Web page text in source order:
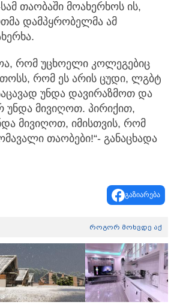
თაობაში მოახერხოს ის,
დამპყრობელმა ამ
რომ უცხოელი კოლეგებიც
რომ ეს არის ცუდი, ლგბტ
უნდა დავირაზმოთ და
უნდა მივიღოთ. პირიქით,
მივიღოთ, იმისთვის, რომ
თაობები!“- განაცხადა
გაზიარება
როგორ მოხვდე აქ